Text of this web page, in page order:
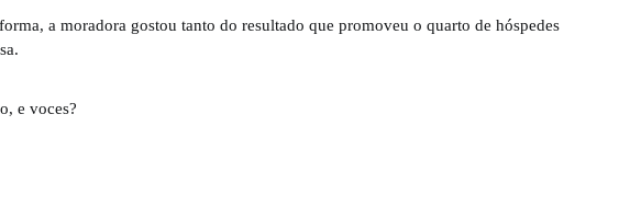
a moradora gostou tanto do resultado que promoveu o quarto de hóspedes
e voces?